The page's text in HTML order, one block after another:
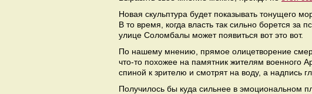
Новая скульптура будет показывать тонущего
В то время, когда власть так сильно борется за
улице Соломбалы может появиться вот это вот.
По нашему мнению, прямое олицетворение
что-то похожее на памятник жителям военного
спиной к зрителю и смотрят на воду, а надпись
Получилось бы куда сильнее в эмоциональном